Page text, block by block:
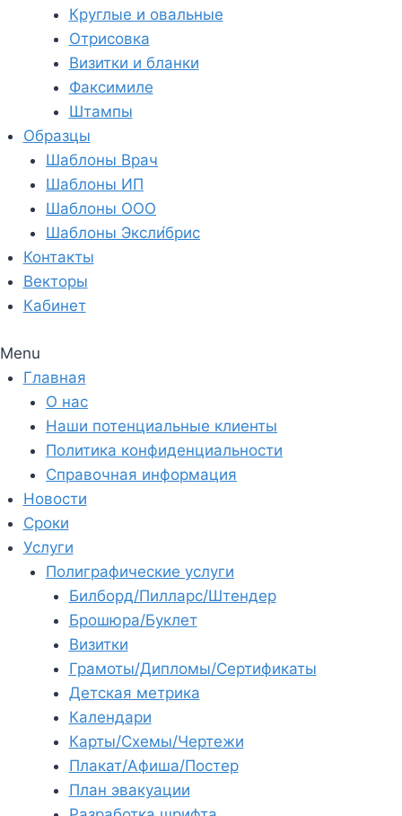
Круглые и овальные
Отрисовка
Визитки и бланки
Факсимиле
Штампы
Образцы
Шаблоны Врач
Шаблоны ИП
Шаблоны ООО
Шаблоны Эксли́брис
Контакты
Векторы
Кабинет
Menu
Главная
О нас
Наши потенциальные клиенты
Политика конфиденциальности
Справочная информация
Новости
Сроки
Услуги
Полиграфические услуги
Билборд/Пилларс/Штендер
Брошюра/Буклет
Визитки
Грамоты/Дипломы/Сертификаты
Детская метрика
Календари
Карты/Схемы/Чертежи
Плакат/Афиша/Постер
План эвакуации